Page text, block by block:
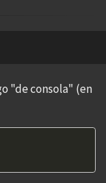
"de consola" (en